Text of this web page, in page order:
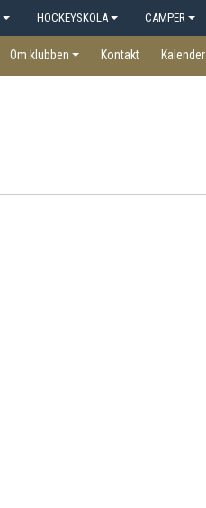
HOCKEYSKOLA CAMPER
Om klubben Kontakt Kalender